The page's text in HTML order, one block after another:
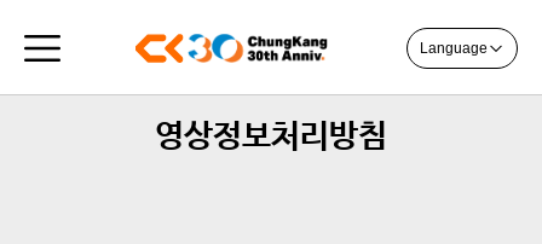
Language
영상정보처리방침